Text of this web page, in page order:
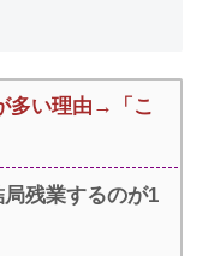
多い理由→「こ
残業するのが1